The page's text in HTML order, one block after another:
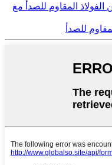
المقاوم للصدأ مع
للصدأ